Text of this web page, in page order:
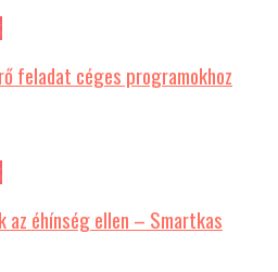
feladat céges programokhoz
az éhínség ellen – Smartkas